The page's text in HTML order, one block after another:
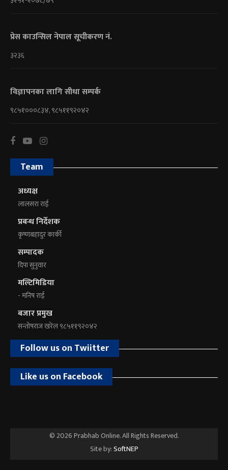
प्रेस काउन्सिल नेपाल सूचीकरण नं.
३२३६
विज्ञापनका लागि सीधा सम्पर्क
९८५१०००८३४, ९८५११९२०४२
Team
अध्यक्ष
लालसरा राई
प्रबन्ध निर्देशक
कृष्णबहादुर कार्की
सम्पादक
दिपा सुनुवार
मल्टिमिडिया
- मनिष राई
बजार प्रमुख
सन्तोषराज खरेल ९८५११९२०४२
Follow us on Twiitter
Like us on Facebook
© 2026 Prabhab Online. All Rights Reserved.
Site by:SoftNEP